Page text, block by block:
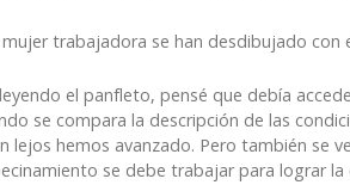
mujer trabajadora se han desdibujado con
el panfleto, pensé que debía
se compara la descripción de las
lejos hemos avanzado. Pero también se
se debe trabajar para lograr